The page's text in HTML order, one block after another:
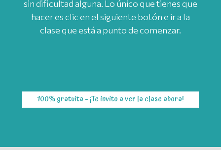
sin dificultad alguna. Lo único que tienes que
hacer es clic en el siguiente botón e ir a la
clase que está a punto de comenzar.
100% gratuita – ¡Te invito a ver la clase ahora!